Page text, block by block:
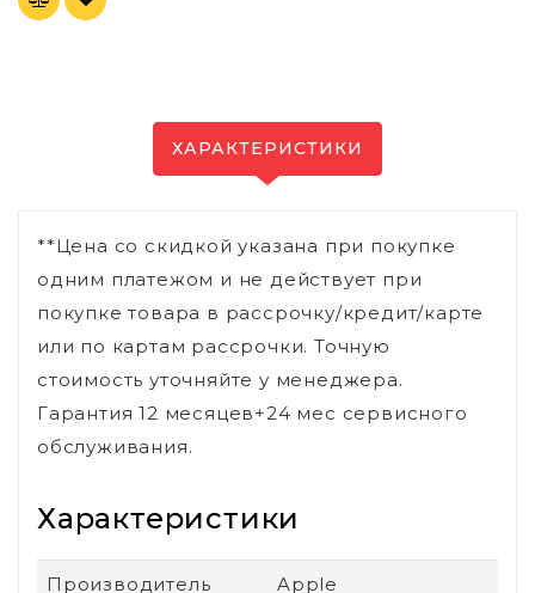
ХАРАКТЕРИСТИКИ
**Цена со скидкой указана при покупке
одним платежом и не действует при
покупке товара в рассрочку/кредит/карте
или по картам рассрочки. Точную
стоимость уточняйте у менеджера.
Гарантия 12 месяцев+24 мес сервисного
обслуживания.
Характеристики
Производитель Apple